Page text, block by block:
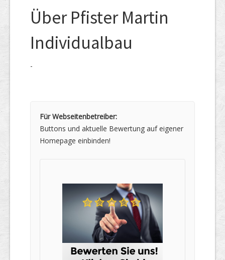
Über Pfister Martin
Individualbau
-
Für Webseitenbetreiber:
Buttons und aktuelle Bewertung auf eigener
Homepage einbinden!